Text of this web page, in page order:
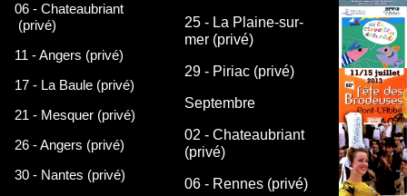
06 - Chateaubriant
(privé)
11 - Angers (privé)
17 - La Baule (privé)
21 - Mesquer (privé)
26 - Angers (privé)
30 - Nantes (privé)
25 - La Plaine-sur-
mer (privé)
29 - Piriac (privé)
Septembre
02 - Chateaubriant
(privé)
06 - Rennes (privé)